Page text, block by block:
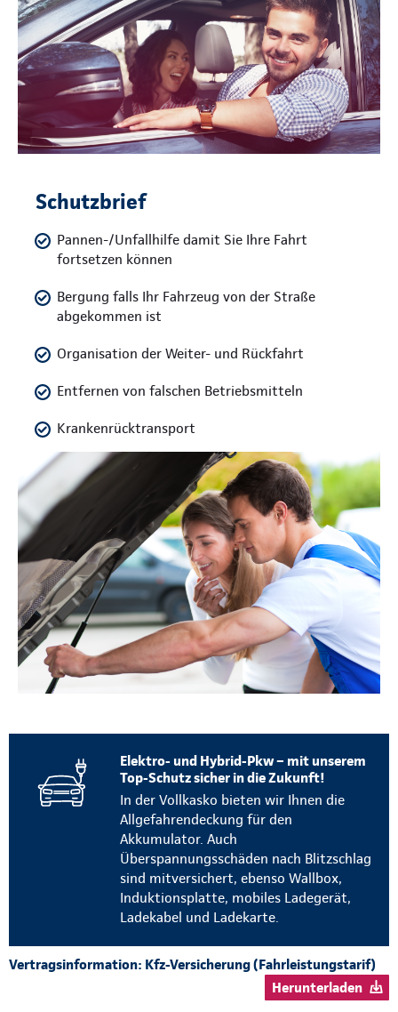
Schutzbrief
Pannen-/Unfallhilfe damit Sie Ihre Fahrt
fortsetzen können
Bergung falls Ihr Fahrzeug von der Straße
abgekommen ist
Organisation der Weiter- und Rückfahrt
Entfernen von falschen Betriebsmitteln
Krankenrücktransport
Elektro- und Hybrid-Pkw – mit unserem
Top-Schutz sicher in die Zukunft!
In der Vollkasko bieten wir Ihnen die
Allgefahrendeckung für den
Akkumulator. Auch
Überspannungsschäden nach Blitzschlag
sind mitversichert, ebenso Wallbox,
Induktionsplatte, mobiles Ladegerät,
Ladekabel und Ladekarte.
Vertragsinformation: Kfz-Versicherung (Fahrleistungstarif)
Herunterladen